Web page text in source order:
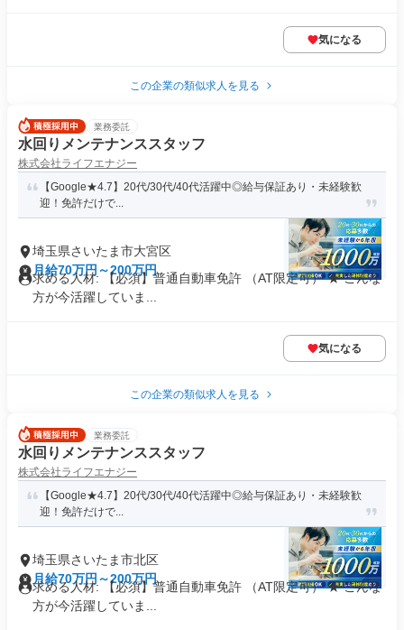
気になる
この企業の類似求人を見る
業務委託
水回りメンテナンススタッフ
株式会社ライフエナジー
【Google★4.7】20代/30代/40代活躍中◎給与保証あり・未経験歓
迎！免許だけで...
埼玉県さいたま市大宮区
月給70万円～200万円
求める人材: 【必須】普通自動車免許 （AT限定可） ★ こんな
方が今活躍していま...
気になる
この企業の類似求人を見る
業務委託
水回りメンテナンススタッフ
株式会社ライフエナジー
【Google★4.7】20代/30代/40代活躍中◎給与保証あり・未経験歓
迎！免許だけで...
埼玉県さいたま市北区
月給70万円～200万円
求める人材: 【必須】普通自動車免許 （AT限定可） ★ こんな
方が今活躍していま...